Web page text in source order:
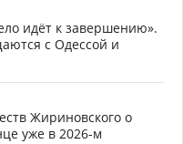
идёт к завершению».
с Одессой и
Жириновского о
уже в 2026-м